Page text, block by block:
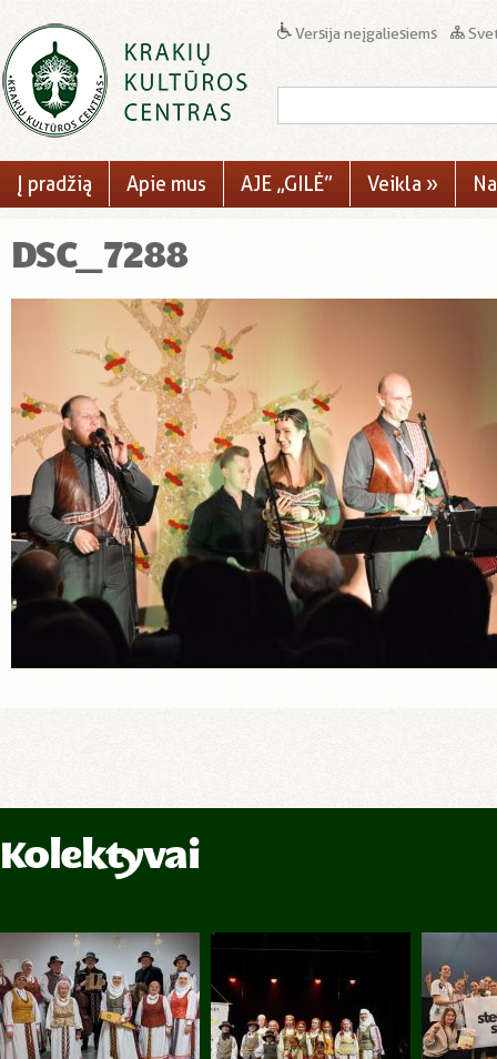
Versija neįgaliesiems
Į pradžią Apie mus AJE „GILĖ” Veikla »
DSC_7288
Kolektyvai